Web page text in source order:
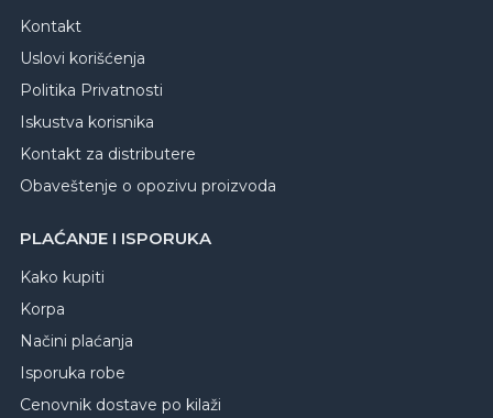
Kontakt
Uslovi korišćenja
Politika Privatnosti
Iskustva korisnika
Kontakt za distributere
Obaveštenje o opozivu proizvoda
PLAĆANJE I ISPORUKA
Kako kupiti
Korpa
Načini plaćanja
Isporuka robe
Cenovnik dostave po kilaži